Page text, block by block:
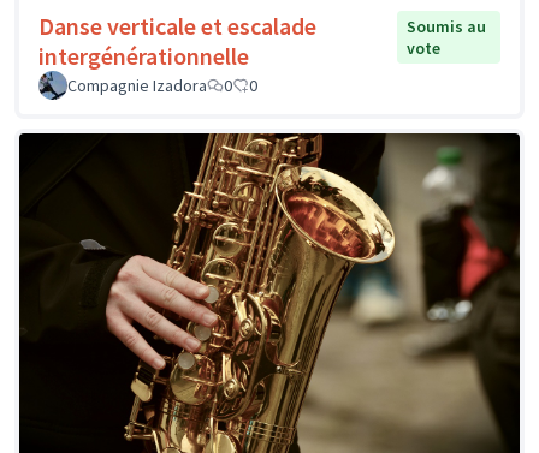
Danse verticale et escalade
intergénérationnelle
Soumis au
vote
Compagnie Izadora
0 0